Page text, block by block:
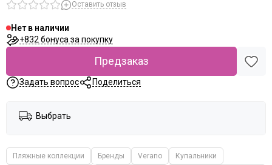
Оставить отзыв
Нет в наличии
+832 бонуса за покупку
Предзаказ
Задать вопрос Поделиться
Выбрать
Пляжные коллекции Бренды Verano
Купальники